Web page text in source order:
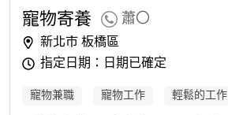
寵物寄養 蕭〇
新北市 板橋區
指定日期：日期已確定
寵物兼職 寵物工作 輕鬆的工作